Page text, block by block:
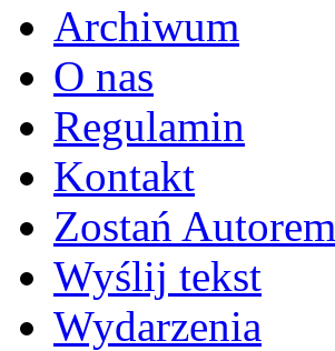
Archiwum
O nas
Regulamin
Kontakt
Zostań Autorem
Wyślij tekst
Wydarzenia